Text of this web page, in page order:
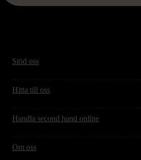
Stöd oss
Hitta till oss
Handla second hand online
Om oss